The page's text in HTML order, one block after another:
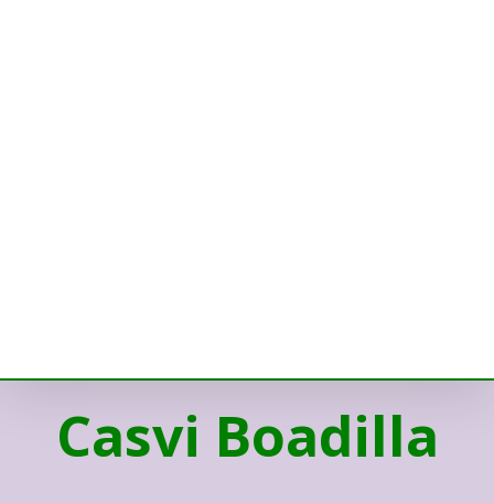
Casvi Boadilla